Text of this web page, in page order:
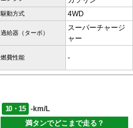
駆動方式 4WD
過給器（ターボ）
スーパーチャージ
ャー
燃費性能 -
10・15
-km/L
満タンでどこまで走る？